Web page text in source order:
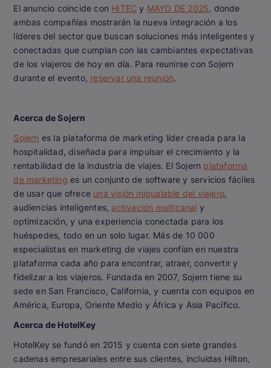
El anuncio coincide con HITEC y MAYO DE 2025, donde
ambas compañías mostrarán la nueva integración a los
líderes del sector que buscan soluciones más inteligentes y
conectadas que cumplan con las cambiantes expectativas
de los viajeros de hoy en día. Para reunirse con Sojern
durante el evento, reservar una reunión.
Acerca de Sojern
Sojern es la plataforma de marketing líder creada para la
hospitalidad, diseñada para impulsar el crecimiento y la
rentabilidad de la industria de viajes. El Sojern plataforma
de marketing es un conjunto de software y servicios fáciles
de usar que ofrece una visión inigualable del viajero,
audiencias inteligentes, activación multicanal y
optimización, y una experiencia conectada para los
huéspedes, todo en un solo lugar. Más de 10 000
especialistas en marketing de viajes confían en nuestra
plataforma cada año para encontrar, atraer, convertir y
fidelizar a los viajeros. Fundada en 2007, Sojern tiene su
sede en San Francisco, California, y cuenta con equipos en
América, Europa, Oriente Medio y África y Asia Pacífico.
Acerca de HotelKey
HotelKey se fundó en 2015 y cuenta con siete grandes
cadenas empresariales entre sus clientes, incluidas Hilton,